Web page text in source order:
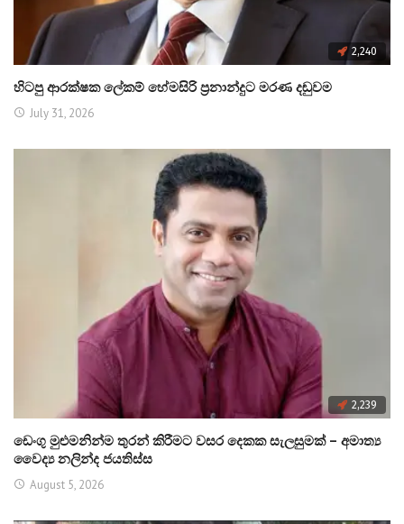
2,240
හිටපු ආරක්ෂක ලේකම් හේමසිරි ප්‍රනාන්දුට මරණ දඬුවම
July 31, 2026
2,239
ඩෙංගු මුළුමනින්ම තුරන් කිරීමට වසර දෙකක සැලසුමක් – අමාත්‍ය
වෛද්‍ය නලින්ද ජයතිස්ස
August 5, 2026